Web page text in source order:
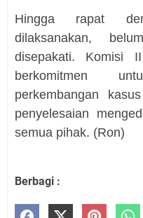
Hingga rapat
dilaksanakan,
disepakati. Komisi
berkomitmen
perkembangan
penyelesaian
semua pihak. (Ron)
Berbagi :